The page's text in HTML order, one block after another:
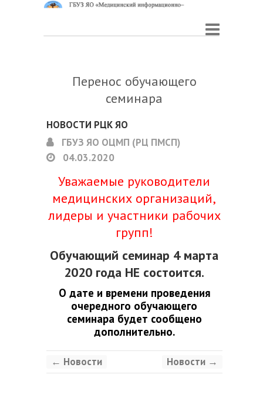
Перенос обучающего
семинара
НОВОСТИ РЦК ЯО
ГБУЗ ЯО ОЦМП (РЦ ПМСП)
04.03.2020
Уважаемые руководители
медицинских организаций,
лидеры и участники рабочих
групп!
Обучающий семинар 4 марта
2020 года НЕ состоится.
О дате и времени проведения
очередного обучающего
семинара будет сообщено
дополнительно.
← Новости Новости →